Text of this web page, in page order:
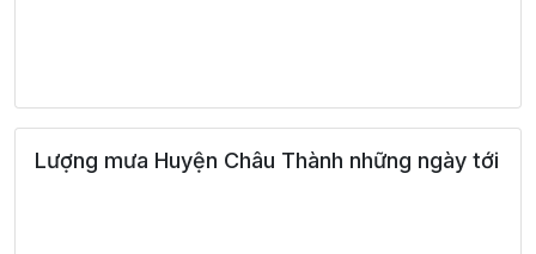
Lượng mưa Huyện Châu Thành những ngày tới